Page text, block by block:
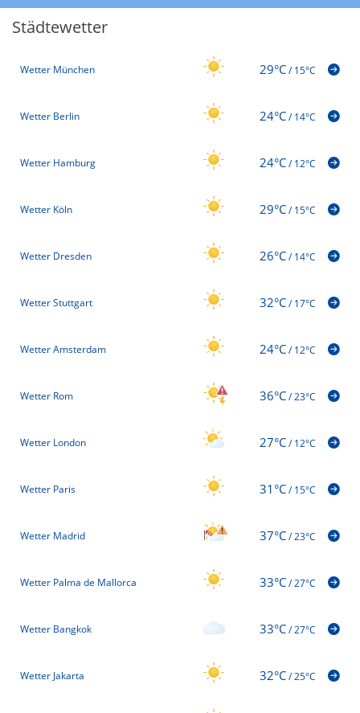
Städtewetter
Wetter München 29°C/15°C
Wetter Berlin 24°C/14°C
Wetter Hamburg 24°C/12°C
Wetter Köln 29°C/15°C
Wetter Dresden 26°C/14°C
Wetter Stuttgart 32°C/17°C
Wetter Amsterdam 24°C/12°C
Wetter Rom 36°C/23°C
Wetter London 27°C/12°C
Wetter Paris 31°C/15°C
Wetter Madrid 37°C/23°C
Wetter Palma de Mallorca 33°C/27°C
Wetter Bangkok 33°C/27°C
Wetter Jakarta 32°C/25°C